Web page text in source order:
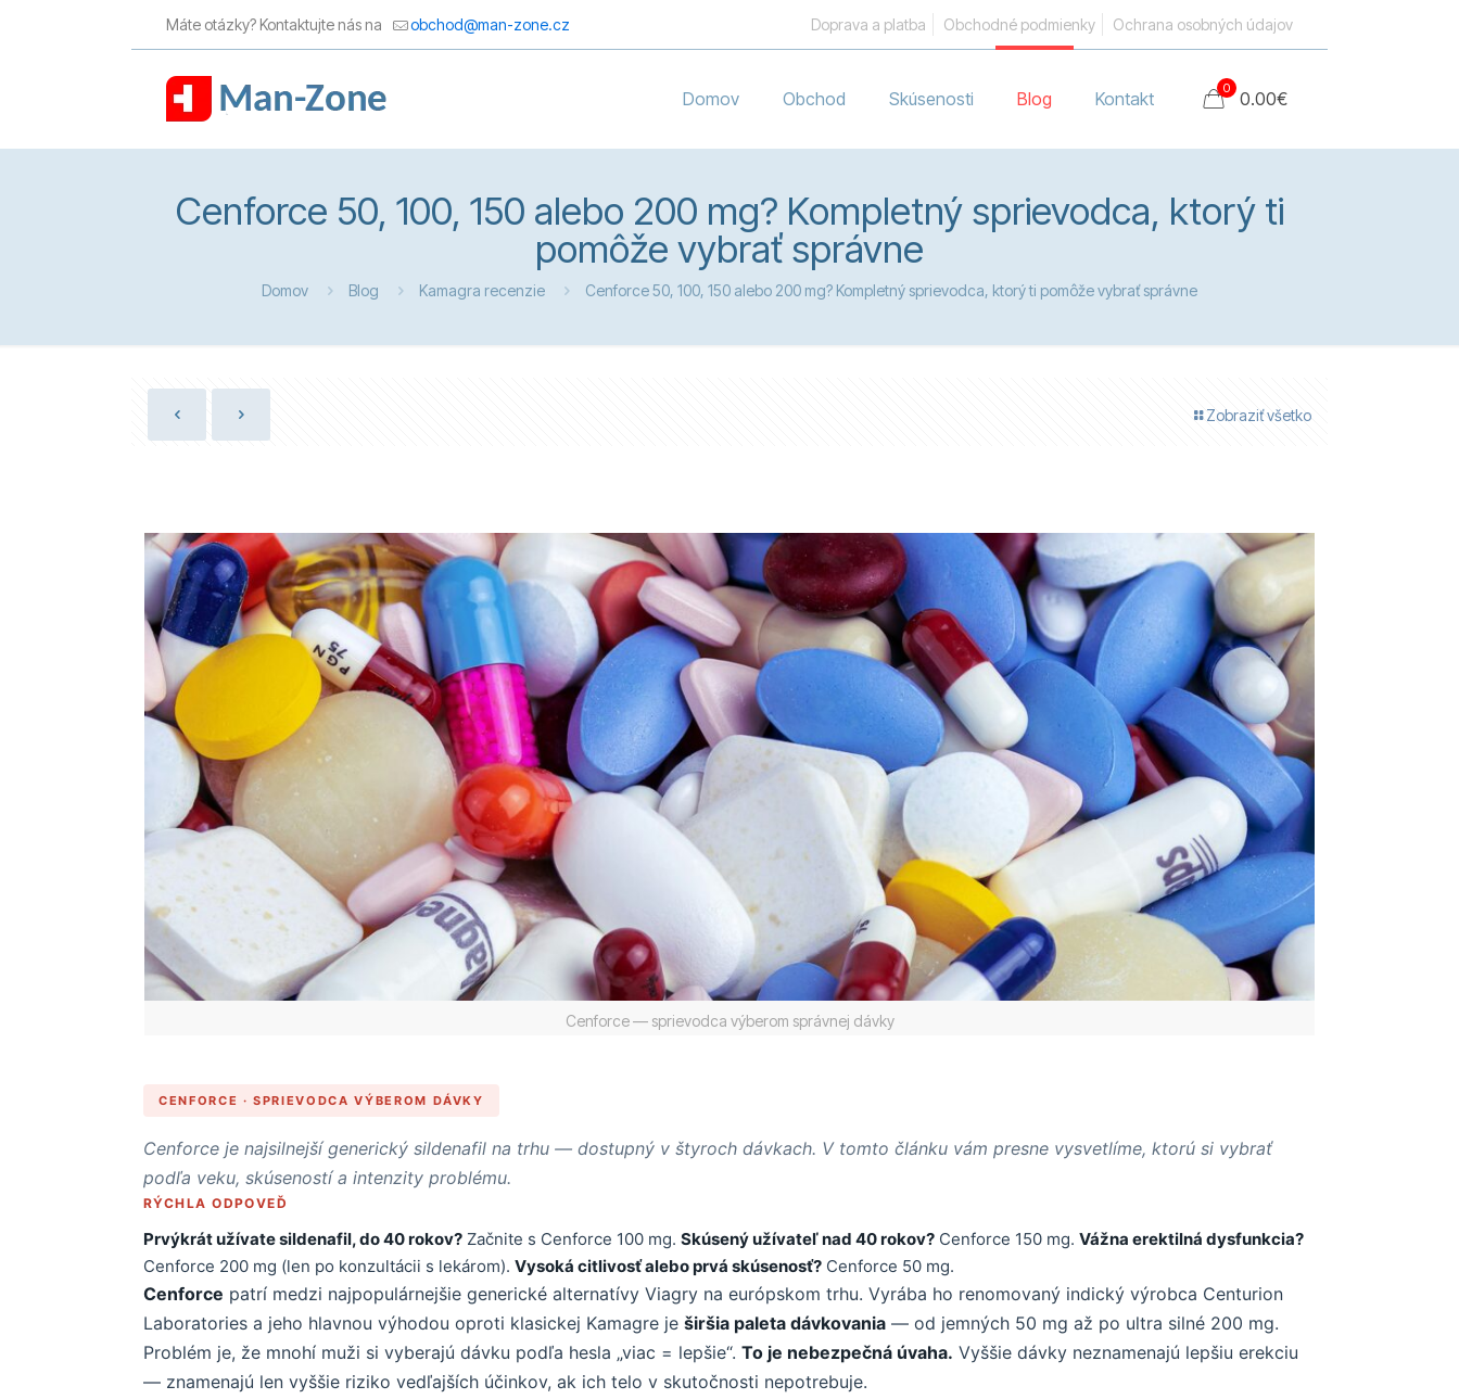
Máte otázky? Kontaktujte nás na obchod@man-zone.cz Doprava a platba Obchodné podmienky Ochrana osobných údajov
Domov Obchod Skúsenosti Blog Kontakt 0 0.00€
Cenforce 50, 100, 150 alebo 200 mg? Kompletný sprievodca, ktorý ti
pomôže vybrať správne
Domov Blog Kamagra recenzie Cenforce 50, 100, 150 alebo 200 mg? Kompletný sprievodca, ktorý ti pomôže vybrať správne
Zobraziť všetko
Cenforce — sprievodca výberom správnej dávky
CENFORCE · SPRIEVODCA VÝBEROM DÁVKY
Cenforce je najsilnejší generický sildenafil na trhu — dostupný v štyroch dávkach. V tomto článku vám presne vysvetlíme, ktorú si vybrať
podľa veku, skúseností a intenzity problému.
RÝCHLA ODPOVEĎ
Prvýkrát užívate sildenafil, do 40 rokov? Začnite s Cenforce 100 mg.Skúsený užívateľ nad 40 rokov? Cenforce 150 mg.Vážna erektilná dysfunkcia?
Cenforce 200 mg (len po konzultácii s lekárom).Vysoká citlivosť alebo prvá skúsenosť? Cenforce 50 mg.
Cenforce patrí medzi najpopulárnejšie generické alternatívy Viagry na európskom trhu. Vyrába ho renomovaný indický výrobca Centurion
Laboratories a jeho hlavnou výhodou oproti klasickej Kamagre ješiršia paleta dávkovania — od jemných 50 mg až po ultra silné 200 mg.
Problém je, že mnohí muži si vyberajú dávku podľa hesla „viac = lepšie“.To je nebezpečná úvaha. Vyššie dávky neznamenajú lepšiu erekciu
— znamenajú len vyššie riziko vedľajších účinkov, ak ich telo v skutočnosti nepotrebuje.